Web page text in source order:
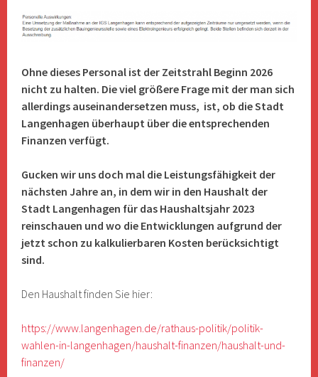
Ohne dieses Personal ist der Zeitstrahl Beginn 2026
nicht zu halten. Die viel größere Frage mit der man sich
allerdings auseinandersetzen muss, ist, ob die Stadt
Langenhagen überhaupt über die entsprechenden
Finanzen verfügt.
Gucken wir uns doch mal die Leistungsfähigkeit der
nächsten Jahre an, in dem wir in den Haushalt der
Stadt Langenhagen für das Haushaltsjahr 2023
reinschauen und wo die Entwicklungen aufgrund der
jetzt schon zu kalkulierbaren Kosten berücksichtigt
sind.
Den Haushalt finden Sie hier:
https://www.langenhagen.de/rathaus-politik/politik-
wahlen-in-langenhagen/haushalt-finanzen/haushalt-und-
finanzen/